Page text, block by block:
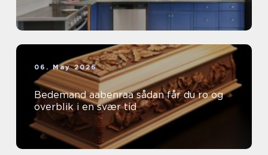
06. May 2026
Bedemand aabenraa sådan får du ro og
overblik i en svær tid